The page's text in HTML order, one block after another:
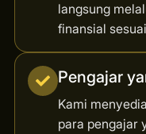
langsung
finansial
Pengajar
Kami
para pengajar